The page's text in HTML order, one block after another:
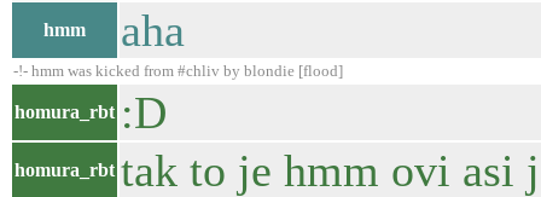
hmm aha
-!- hmm was kicked from #chliv by blondie [flood]
homura_rbt :D
homura_rbt tak to je hmm ovi asi